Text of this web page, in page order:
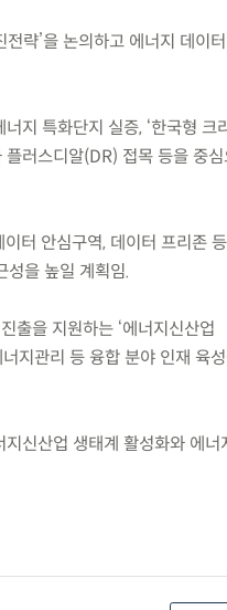
략’을 논의하고 에너지 데이
지 특화단지 실증, ‘한국형 크
플러스디알(DR) 접목 등을 중
터 안심구역, 데이터 프리존
성을 높일 계획임.
출을 지원하는 ‘에너지신산업
지관리 등 융합 분야 인재 육
신산업 생태계 활성화와 에너